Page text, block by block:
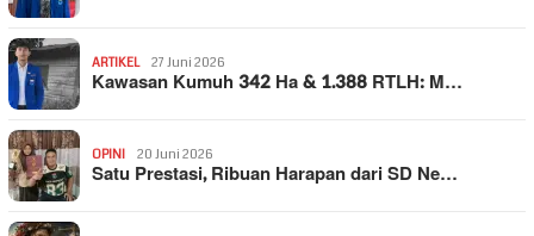
ARTIKEL 27 Juni 2026
Kawasan Kumuh 342 Ha & 1.388 RTLH: M…
OPINI 20 Juni 2026
Satu Prestasi, Ribuan Harapan dari SD Ne…